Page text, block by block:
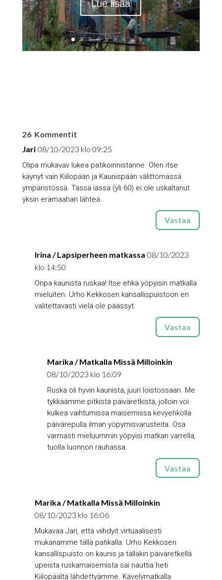
Lue lisää
26 Kommentit
Jari 08/10/2023 klo 09:25
Olipa mukavav lukea patikoinnistanne. Olen itse
käynyt vain Kiilopään ja Kaunispään välittömässä
ympäristössä. Tässä iässä (yli 60) ei ole uskaltanut
yksin erämaahan lähteä.
Vastaa
Irina / Lapsiperheen matkassa 08/10/2023
klo 14:50
Onpa kaunista ruskaa! Itse ehkä yöpyisin matkalla
mieluiten. Urho Kekkosen kansallispuistoon en
valitettavasti vielä ole päässyt.
Vastaa
Marika / Matkalla Missä Milloinkin
08/10/2023 klo 16:09
Ruska oli hyvin kaunista, juuri loistossaan. Me
tykkäämme pitkistä päiväretkistä, jolloin voi
kulkea vaihtumissa maisemissa kevyehköllä
päivärepulla ilman yöpymisvarusteita. Osa
varmasti mieluummin yöpyisi matkan varrella,
tuolla luonnon rauhassa.
Vastaa
Marika / Matkalla Missä Milloinkin
08/10/2023 klo 16:06
Mukavaa Jari, että viihdyit virtuaalisesti
mukanamme tällä patikalla. Urho Kekkosen
kansallispuisto on kaunis ja tälläkin päiväretkellä
upeista ruskamaisemista sai nauttia heti
Kiilopäältä lähdettyämme. Kävelymatkalla